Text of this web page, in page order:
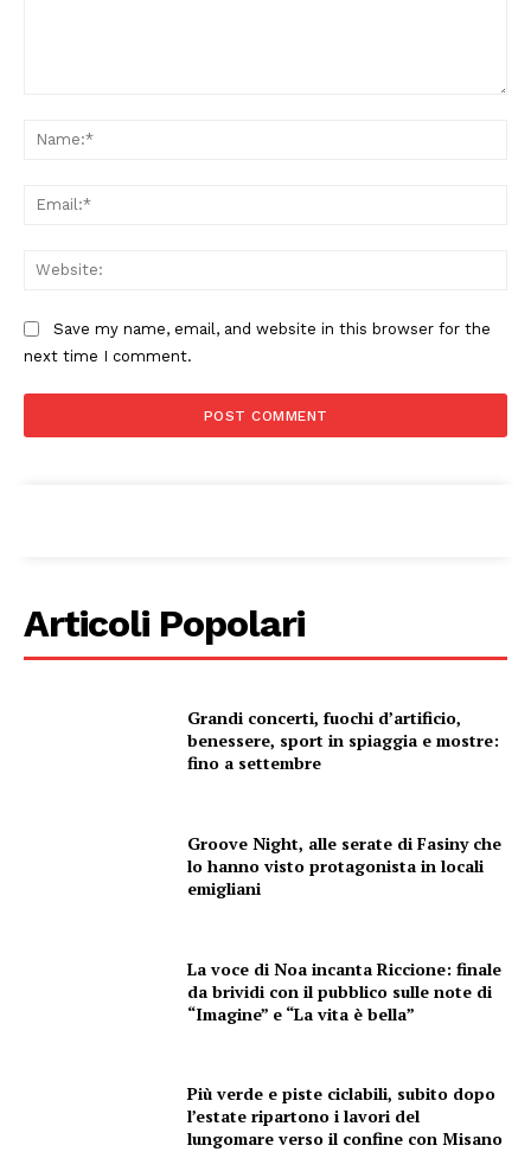
Save my name, email, and website in this browser for the
next time I comment.
Articoli Popolari
Grandi concerti, fuochi d’artificio,
benessere, sport in spiaggia e mostre:
fino a settembre
Groove Night, alle serate di Fasiny che
lo hanno visto protagonista in locali
emigliani
La voce di Noa incanta Riccione: finale
da brividi con il pubblico sulle note di
“Imagine” e “La vita è bella”
Più verde e piste ciclabili, subito dopo
l’estate ripartono i lavori del
lungomare verso il confine con Misano